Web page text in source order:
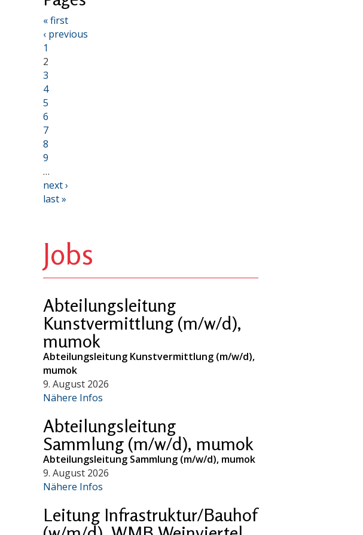
« first
‹ previous
1
2
3
4
5
6
7
8
9
…
next ›
last »
Jobs
Abteilungsleitung
Kunstvermittlung (m/w/d),
mumok
Abteilungsleitung Kunstvermittlung (m/w/d),
mumok
9. August 2026
Nähere Infos
Abteilungsleitung
Sammlung (m/w/d), mumok
Abteilungsleitung Sammlung (m/w/d), mumok
9. August 2026
Nähere Infos
Leitung Infrastruktur/Bauhof